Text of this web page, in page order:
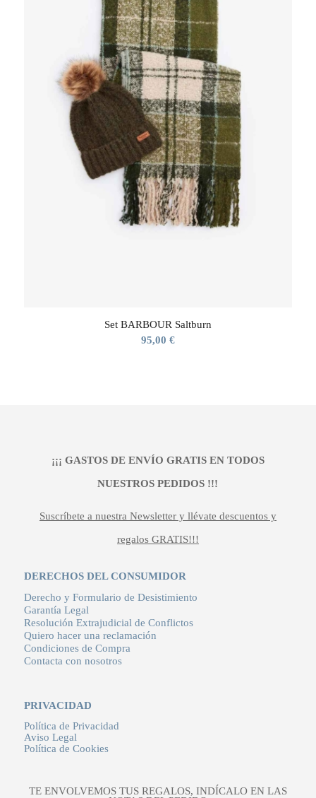
Set BARBOUR Saltburn
95,00 €
¡¡¡ GASTOS DE ENVÍO GRATIS EN TODOS
NUESTROS PEDIDOS !!!
Suscríbete a nuestra Newsletter y llévate descuentos y
regalos GRATIS!!!
DERECHOS DEL CONSUMIDOR
Derecho y Formulario de Desistimiento
Garantía Legal
Resolución Extrajudicial de Conflictos
Quiero hacer una reclamación
Condiciones de Compra
Contacta con nosotros
PRIVACIDAD
Política de Privacidad
Aviso Legal
Política de Cookies
TE ENVOLVEMOS TUS REGALOS, INDÍCALO EN LAS